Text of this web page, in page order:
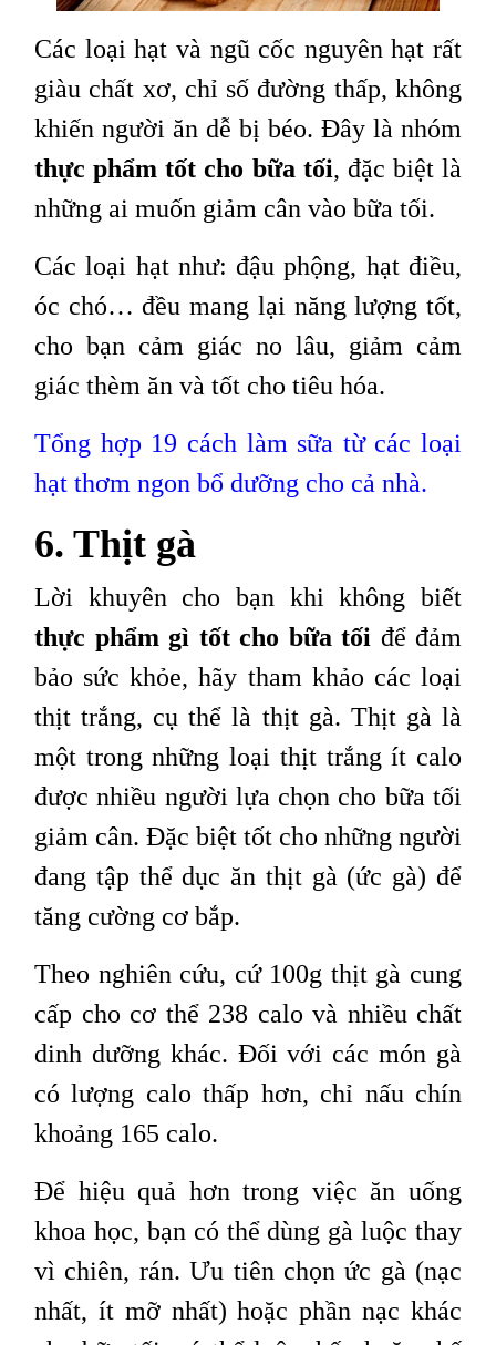
Các loại hạt và ngũ cốc nguyên hạt rất
giàu chất xơ, chỉ số đường thấp, không
khiến người ăn dễ bị béo. Đây là nhóm
thực phẩm tốt cho bữa tối, đặc biệt là
những ai muốn giảm cân vào bữa tối.
Các loại hạt như: đậu phộng, hạt điều,
óc chó… đều mang lại năng lượng tốt,
cho bạn cảm giác no lâu, giảm cảm
giác thèm ăn và tốt cho tiêu hóa.
Tổng hợp 19 cách làm sữa từ các loại
hạt thơm ngon bổ dưỡng cho cả nhà.
6. Thịt gà
Lời khuyên cho bạn khi không biết
thực phẩm gì tốt cho bữa tối để đảm
bảo sức khỏe, hãy tham khảo các loại
thịt trắng, cụ thể là thịt gà. Thịt gà là
một trong những loại thịt trắng ít calo
được nhiều người lựa chọn cho bữa tối
giảm cân. Đặc biệt tốt cho những người
đang tập thể dục ăn thịt gà (ức gà) để
tăng cường cơ bắp.
Theo nghiên cứu, cứ 100g thịt gà cung
cấp cho cơ thể 238 calo và nhiều chất
dinh dưỡng khác. Đối với các món gà
có lượng calo thấp hơn, chỉ nấu chín
khoảng 165 calo.
Để hiệu quả hơn trong việc ăn uống
khoa học, bạn có thể dùng gà luộc thay
vì chiên, rán. Ưu tiên chọn ức gà (nạc
nhất, ít mỡ nhất) hoặc phần nạc khác